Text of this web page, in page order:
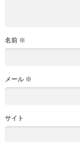
名前 ※
メール ※
サイト